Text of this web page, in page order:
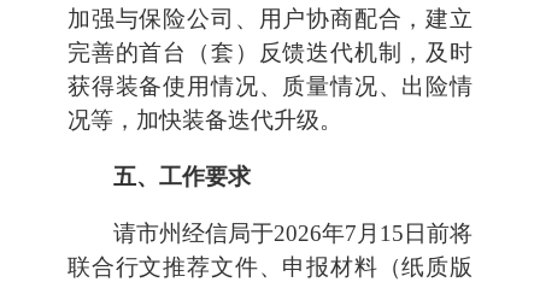
加强与保险公司、用户协商配合，建立
完善的首台（套）反馈迭代机制，及时
获得装备使用情况、质量情况、出险情
况等，加快装备迭代升级。
五、工作要求
请市州经信局于2026年7月15日前将
联合行文推荐文件、申报材料（纸质版